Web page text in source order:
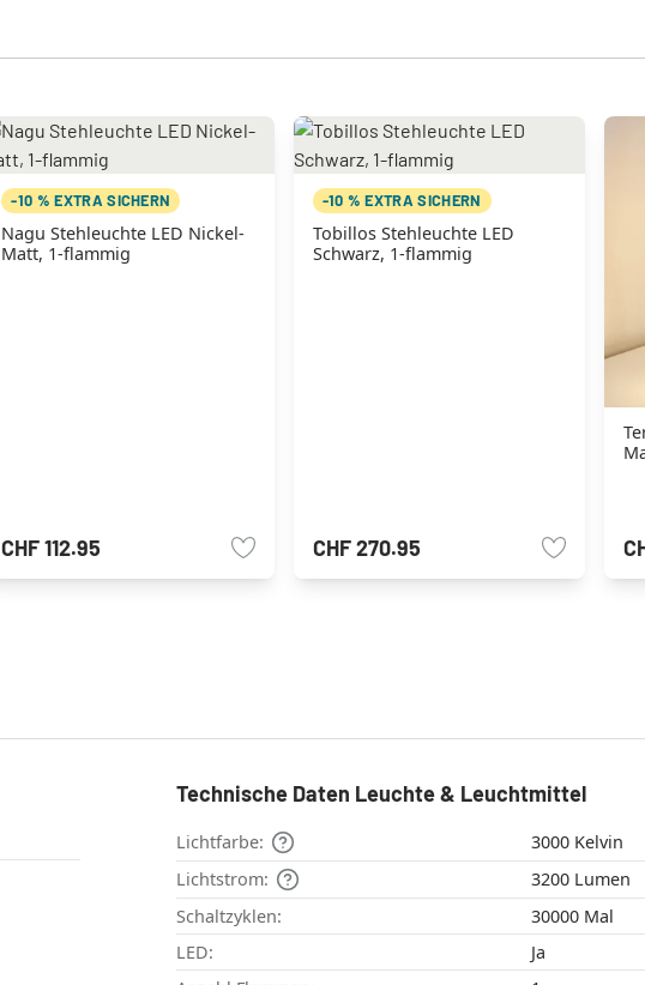
-10 % EXTRA SICHERN
Nagu Stehleuchte LED Nickel-
Matt, 1-flammig
CHF 112.95
-10 % EXTRA SICHERN
Tobillos Stehleuchte LED
Schwarz, 1-flammig
CHF 270.95
Technische Daten Leuchte & Leuchtmittel
Lichtfarbe:
3000 Kelvin
Lichtstrom:
3200 Lumen
Schaltzyklen:
30000 Mal
LED:
Ja